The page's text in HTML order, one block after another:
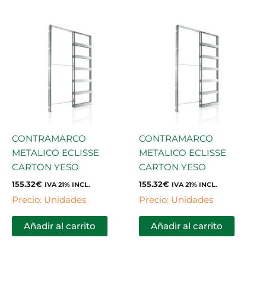
CONTRAMARCO
METALICO ECLISSE
CARTON YESO
155.32€ IVA 21% INCL.
Precio: Unidades
Añadir al carrito
CONTRAMARCO
METALICO ECLISSE
CARTON YESO
155.32€ IVA 21% INCL.
Precio: Unidades
Añadir al carrito